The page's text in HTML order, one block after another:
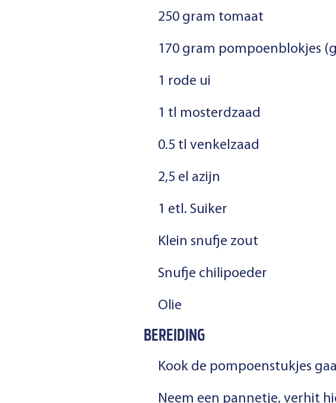
250 gram tomaat
170 gram pompoenblokjes
1 rode ui
1 tl mosterdzaad
0.5 tl venkelzaad
2,5 el azijn
1 etl. Suiker
Klein snufje zout
Snufje chilipoeder
Olie
BEREIDING
Kook de pompoenstukjes
Neem een pannetje, verhit